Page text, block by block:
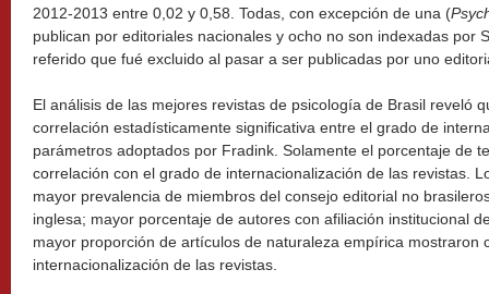
2012-2013 entre 0,02 y 0,58. Todas, con excepción de una (
publican por editoriales nacionales y ocho no son indexadas por
referido que fué excluido al pasar a ser publicadas por uno
El análisis de las mejores revistas de psicología de Brasil reveló
correlación estadísticamente significativa entre el grado de
parámetros adoptados por Fradink. Solamente el porcentaje de
correlación con el grado de internacionalización de las revistas.
mayor prevalencia de miembros del consejo editorial no
inglesa; mayor porcentaje de autores con afiliación institucional
mayor proporción de artículos de naturaleza empírica mostraron
internacionalización de las revistas.